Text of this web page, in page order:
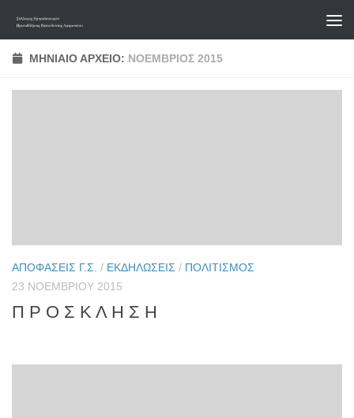
Skip to content
ΜΗΝΙΑΊΟ ΑΡΧΕΊΟ: ΝΟΈΜΒΡΙΟΣ 2015
ΑΠΟΦΆΣΕΙΣ Γ.Σ. / ΕΚΔΗΛΏΣΕΙΣ / ΠΟΛΙΤΙΣΜΌΣ
23 ΝΟΕΜΒΡΊΟΥ 2015
Π Ρ Ο Σ Κ Λ Η Σ Η